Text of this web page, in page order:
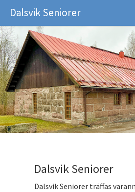
Dalsvik Seniorer
Dalsvik Seniorer
Dalsvik Seniorer träffas